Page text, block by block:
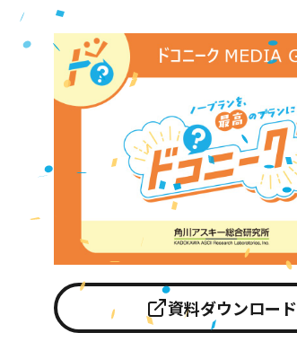
資料ダウンロード